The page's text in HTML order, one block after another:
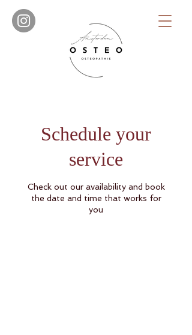
Schedule your
service
Check out our availability and book
the date and time that works for
you